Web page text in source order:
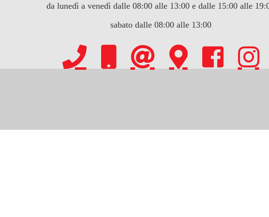
da lunedì a venedì dalle 08:00 alle 13:00 e dalle 15:00 alle
sabato dalle 08:00 alle 13:00